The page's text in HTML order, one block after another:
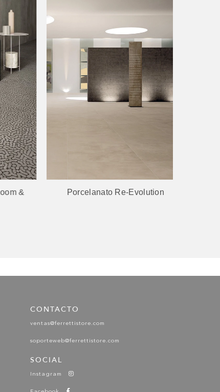
&
Porcelanato Re-Evolution
CONTACTO
ventas@ferrettistore.com
soporteweb@ferrettistore.com
SOCIAL
Instagram